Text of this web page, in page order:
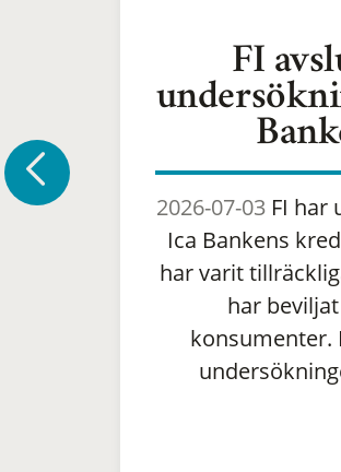
FI
2026-07-03FI har
Ica Bankens
har varit
har
konsumenter.